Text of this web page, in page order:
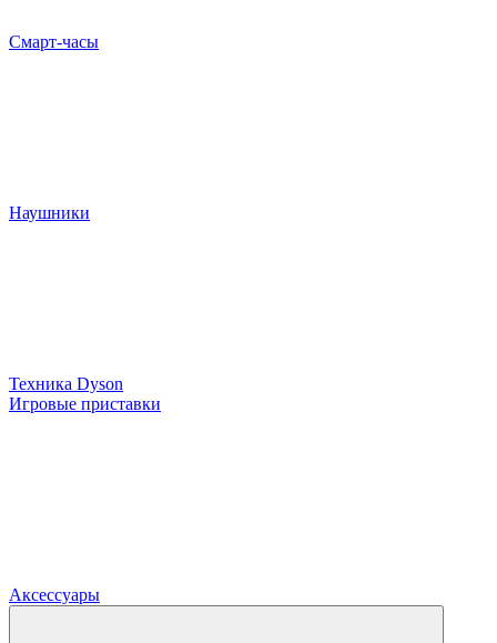
Смарт-часы
Наушники
Техника Dyson
Игровые приставки
Аксессуары